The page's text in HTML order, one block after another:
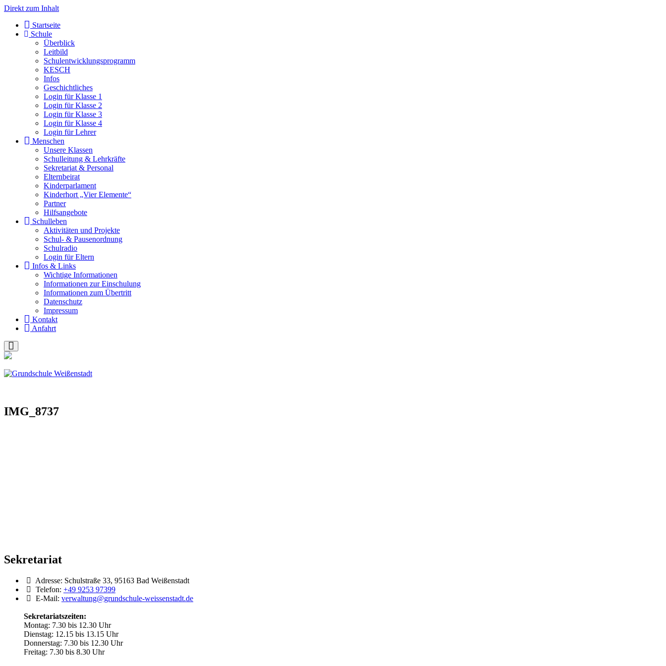
Direkt zum Inhalt
Start­sei­te
Schu­le
Über­blick
Leit­bild
Schul­ent­wick­lungs­pro­gramm
KESCH
Infos
Geschicht­li­ches
Log­in für Klas­se 1
Log­in für Klas­se 2
Log­in für Klas­se 3
Log­in für Klas­se 4
Log­in für Leh­rer
Men­schen
Unse­re Klas­sen
Schul­lei­tung & Lehr­kräf­te
Sekre­ta­ri­at & Per­so­nal
Eltern­bei­rat
Kin­der­par­la­ment
Kin­der­hort „Vier Ele­men­te“
Part­ner
Hilfs­an­ge­bo­te
Schul­le­ben
Akti­vi­tä­ten und Pro­jek­te
Schul- & Pau­sen­ord­nung
Schul­ra­dio
Log­in für Eltern
Infos & Links
Wich­ti­ge Infor­ma­tio­nen
Infor­ma­tio­nen zur Ein­schu­lung
Infor­ma­tio­nen zum Über­tritt
Daten­schutz
Impres­sum
Kon­takt
Anfahrt
IMG_8737
Sekretariat
Adresse: Schulstraße 33, 95163 Bad Weißenstadt
Telefon: +49 9253 97399
E-Mail: verwaltung@grundschule-weissenstadt.de
Sekretariatszeiten:
Montag: 7.30 bis 12.30 Uhr
Dienstag: 12.15 bis 13.15 Uhr
Donnerstag: 7.30 bis 12.30 Uhr
Freitag: 7.30 bis 8.30 Uhr